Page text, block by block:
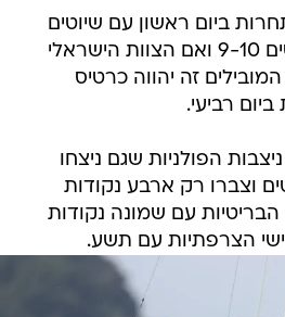
ביום ראשון עם שיוטים
7,8, ביום שני יהיו שיוטים 9-10 ואם הצוות הישראלי
הצוותים המובילים זה יהווה כרטיס
רביעי.
הפולניות שגם ניצחו
וצברו רק ארבע נקודות
הבריטיות עם שמונה נקודות
הצרפתיות עם תשע.